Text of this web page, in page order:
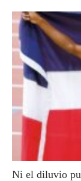
Ni el diluvio